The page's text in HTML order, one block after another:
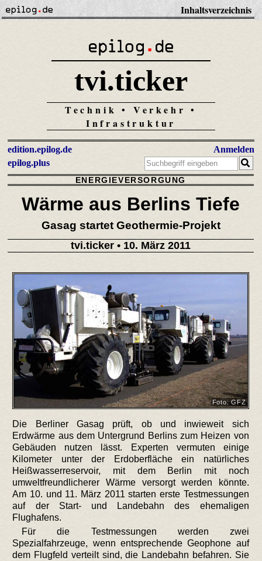
Inhaltsverzeichnis
tvi.ticker
Technik • Verkehr •
Infrastruktur
edition.epilog.de
epilog.plus
Anmelden
ENERGIEVERSORGUNG
Wärme aus Berlins Tiefe
Gasag startet Geothermie-Projekt
tvi.ticker • 10. März 2011
Foto: GFZ
Die Berliner Gasag prüft, ob und inwieweit sich
Erdwärme aus dem Untergrund Berlins zum Heizen von
Gebäuden nutzen lässt. Experten vermuten einige
Kilometer unter der Erdoberfläche ein natürliches
Heißwasserreservoir, mit dem Berlin mit noch
umweltfreundlicherer Wärme versorgt werden könnte.
Am 10. und 11. März 2011 starten erste Testmessungen
auf der Start- und Landebahn des ehemaligen
Flughafens.
Für die Testmessungen werden zwei
Spezialfahrzeuge, wenn entsprechende Geophone auf
dem Flugfeld verteilt sind, die Landebahn befahren. Sie